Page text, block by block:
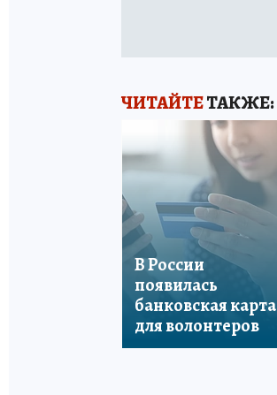
ЧИТАЙТЕТАКЖЕ:
В России
появилась
банковская карта
для волонтеров